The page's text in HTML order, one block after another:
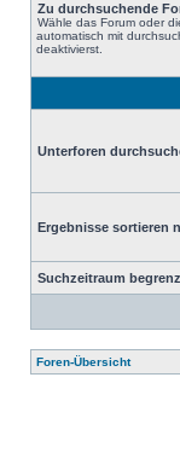
Zu durchsuchende
Wähle das Forum oder
automatisch mit
deaktivierst.
Unterforen
Ergebnisse sortieren
Suchzeitraum
Foren-Übersicht